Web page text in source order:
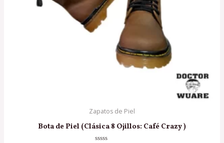
Zapatos de Piel
Bota de Piel (Clásica 8 Ojillos: Café Crazy )